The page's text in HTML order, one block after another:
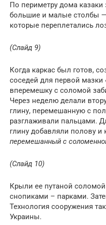
По периметру дома
большие и малые столбы —
которые переплетались
(Слайд 9)
Когда каркас был готов,
соседей для первой мазки
вперемешку с соломой
Через неделю делали
глину, перемешанную с
разглаживали пальцами.
глину добавляли полову и
перемешанный с
(Слайд 10)
Крыли ее путаной
снопиками – парками.
Технология сооружения
Украины.